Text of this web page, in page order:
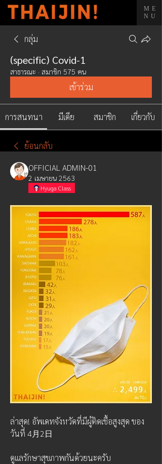
ME
NU
กลุ่ม
(specific) Covid-1
สาธารณะ · สมาชิก 575 คน
เข้าร่วม
การสนทนา มีเดีย สมาชิก เกี่ยวกับ
ย้อนกลับ
OFFICIAL ADMIN-01
2 เมษายน 2563
Hyuga Class
ล่าสุด! อัพเดทจังหวัดที่มีผู้ติดเชื้อสูงสุด ของ
วันที่ 4月2日
ดูแลรักษาสุขภาพกันด้วยนะครับ